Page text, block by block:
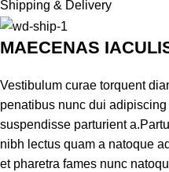
Shipping & Delivery
MAECENAS
Vestibulum curae torquent
penatibus nunc dui
suspendisse parturient
nibh lectus quam a natoque
et pharetra fames nunc